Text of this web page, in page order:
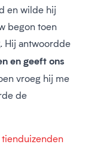
en wilde hij
begon toen
Hij antwoordde
en geeft ons
vroeg hij me
de
tienduizenden